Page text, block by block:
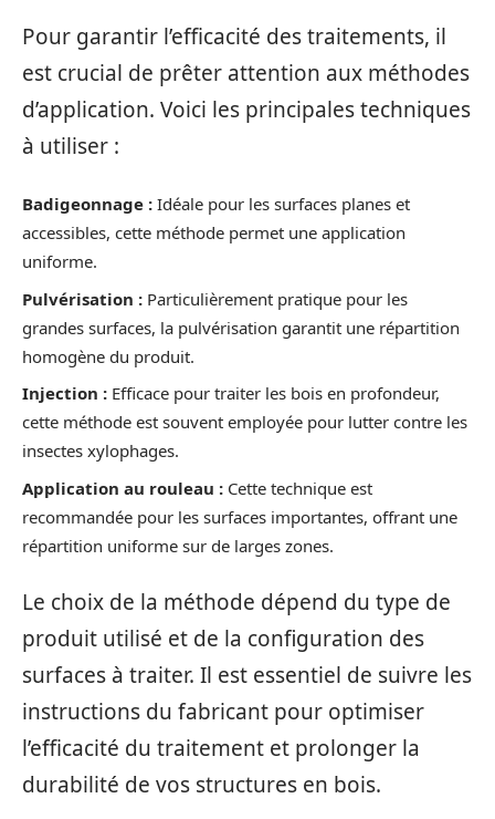
Pour garantir l’efficacité des traitements, il
est crucial de prêter attention aux méthodes
d’application. Voici les principales techniques
à utiliser :
Badigeonnage : Idéale pour les surfaces planes et
accessibles, cette méthode permet une application
uniforme.
Pulvérisation : Particulièrement pratique pour les
grandes surfaces, la pulvérisation garantit une répartition
homogène du produit.
Injection : Efficace pour traiter les bois en profondeur,
cette méthode est souvent employée pour lutter contre les
insectes xylophages.
Application au rouleau : Cette technique est
recommandée pour les surfaces importantes, offrant une
répartition uniforme sur de larges zones.
Le choix de la méthode dépend du type de
produit utilisé et de la configuration des
surfaces à traiter. Il est essentiel de suivre les
instructions du fabricant pour optimiser
l’efficacité du traitement et prolonger la
durabilité de vos structures en bois.